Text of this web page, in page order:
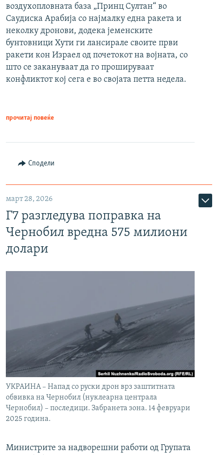
воздухопловната база „Принц Султан“ во
Саудиска Арабија со најмалку една ракета и
неколку дронови, додека јеменските
бунтовници Хути ги лансирале своите први
ракети кон Израел од почетокот на војната, со
што се закануваат да го прошируваат
конфликтот кој сега е во својата петта недела.
прочитај повеќе
Сподели
март 28, 2026
Г7 разгледува поправка на
Чернобил вредна 575 милиони
долари
УКРАИНА – Напад со руски дрон врз заштитната
обвивка на Чернобил (нуклеарна централа
Чернобил) – последици. Забранета зона. 14 февруари
2025 година.
Министрите за надворешни работи од Групата